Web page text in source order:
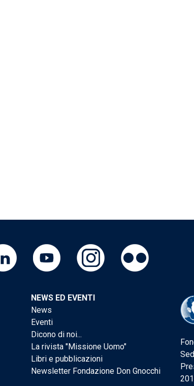
NEWS ED EVENTI
News
Eventi
Dicono di noi...
La rivista "Missione Uomo"
Libri e pubblicazioni
Newsletter Fondazione Don Gnocchi